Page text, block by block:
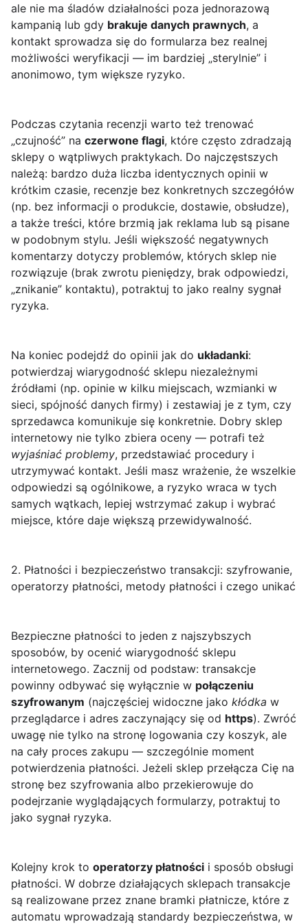
ale nie ma śladów działalności poza jednorazową
kampanią lub gdy brakuje danych prawnych, a
kontakt sprowadza się do formularza bez realnej
możliwości weryfikacji — im bardziej „sterylnie” i
anonimowo, tym większe ryzyko.
Podczas czytania recenzji warto też trenować
„czujność” na czerwone flagi, które często zdradzają
sklepy o wątpliwych praktykach. Do najczęstszych
należą: bardzo duża liczba identycznych opinii w
krótkim czasie, recenzje bez konkretnych szczegółów
(np. bez informacji o produkcie, dostawie, obsłudze),
a także treści, które brzmią jak reklama lub są pisane
w podobnym stylu. Jeśli większość negatywnych
komentarzy dotyczy problemów, których sklep nie
rozwiązuje (brak zwrotu pieniędzy, brak odpowiedzi,
„znikanie” kontaktu), potraktuj to jako realny sygnał
ryzyka.
Na koniec podejdź do opinii jak do układanki:
potwierdzaj wiarygodność sklepu niezależnymi
źródłami (np. opinie w kilku miejscach, wzmianki w
sieci, spójność danych firmy) i zestawiaj je z tym, czy
sprzedawca komunikuje się konkretnie. Dobry sklep
internetowy nie tylko zbiera oceny — potrafi też
wyjaśniać problemy, przedstawiać procedury i
utrzymywać kontakt. Jeśli masz wrażenie, że wszelkie
odpowiedzi są ogólnikowe, a ryzyko wraca w tych
samych wątkach, lepiej wstrzymać zakup i wybrać
miejsce, które daje większą przewidywalność.
2. Płatności i bezpieczeństwo transakcji: szyfrowanie,
operatorzy płatności, metody płatności i czego unikać
Bezpieczne płatności to jeden z najszybszych
sposobów, by ocenić wiarygodność sklepu
internetowego. Zacznij od podstaw: transakcje
powinny odbywać się wyłącznie w połączeniu
szyfrowanym (najczęściej widoczne jako kłódka w
przeglądarce i adres zaczynający się od https). Zwróć
uwagę nie tylko na stronę logowania czy koszyk, ale
na cały proces zakupu — szczególnie moment
potwierdzenia płatności. Jeżeli sklep przełącza Cię na
stronę bez szyfrowania albo przekierowuje do
podejrzanie wyglądających formularzy, potraktuj to
jako sygnał ryzyka.
Kolejny krok to operatorzy płatności i sposób obsługi
płatności. W dobrze działających sklepach transakcje
są realizowane przez znane bramki płatnicze, które z
automatu wprowadzają standardy bezpieczeństwa, w